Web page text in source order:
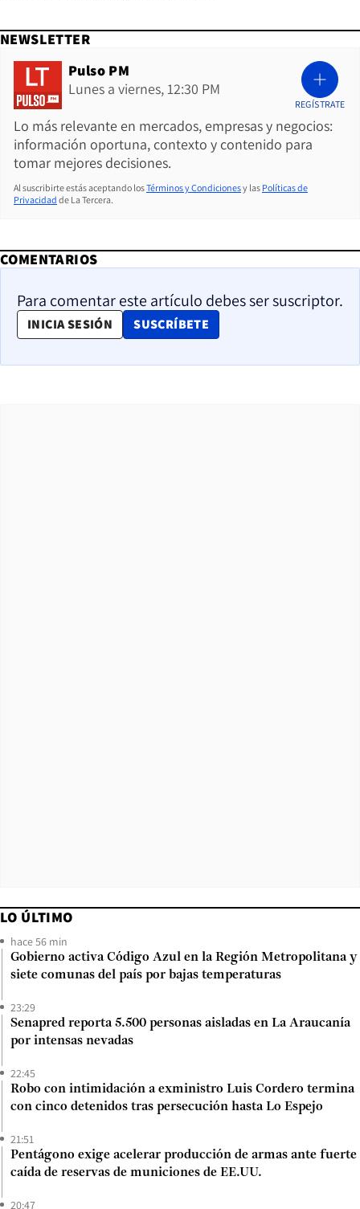
NEWSLETTER
Pulso PM
Lunes a viernes, 12:30 PM
Lo más relevante en mercados, empresas y negocios:
información oportuna, contexto y contenido para
tomar mejores decisiones.
REGÍSTRATE
Al suscribirte estás aceptando losTérminos y Condicionesy las Políticas de
Privacidad de La Tercera.
COMENTARIOS
Para comentar este artículo debes ser suscriptor.
INICIA SESIÓN SUSCRÍBETE
OPENS IN NEW WINDOW
LO ÚLTIMO
hace 56 min
Gobierno activa Código Azul en la Región Metropolitana y
siete comunas del país por bajas temperaturas
23:29
Senapred reporta 5.500 personas aisladas en La Araucanía
por intensas nevadas
22:45
Robo con intimidación a exministro Luis Cordero termina
con cinco detenidos tras persecución hasta Lo Espejo
21:51
Pentágono exige acelerar producción de armas ante fuerte
caída de reservas de municiones de EE.UU.
20:47